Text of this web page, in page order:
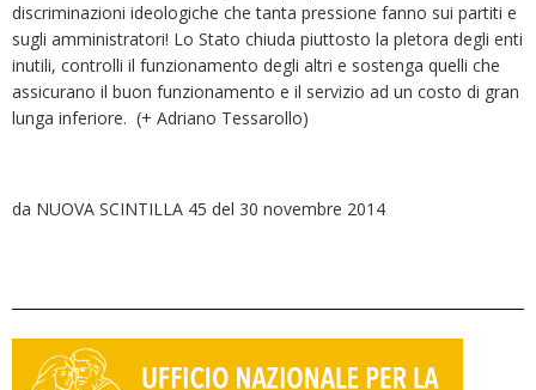
discriminazioni ideologiche che tanta pressione fanno sui partiti e
sugli amministratori! Lo Stato chiuda piuttosto la pletora degli enti
inutili, controlli il funzionamento degli altri e sostenga quelli che
assicurano il buon funzionamento e il servizio ad un costo di gran
lunga inferiore. (+ Adriano Tessarollo)
da NUOVA SCINTILLA 45 del 30 novembre 2014